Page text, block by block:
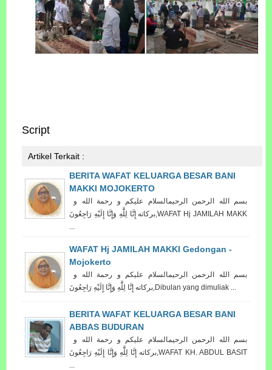
Script
Artikel Terkait :
BERITA WAFAT KELUARGA BESAR BANI
MAKKI MOJOKERTO
بركاته إِنَّا لِلَّٰهِ وَإِنَّا إِلَيْهِ رَاجِعُونَ‎,WAFAT Hj JAMILAH MAKK
...
WAFAT Hj JAMILAH MAKKI Gedongan -
Mojokerto
بركاته إِنَّا لِلَّٰهِ وَإِنَّا إِلَيْهِ رَاجِعُونَ‎,Dibulan yang dimuliak ...
BERITA WAFAT KELUARGA BESAR BANI
ABBAS BUDURAN
بركاته إِنَّا لِلَّٰهِ وَإِنَّا إِلَيْهِ رَاجِعُونَ‎,WAFAT KH. ABDUL BASIT
...